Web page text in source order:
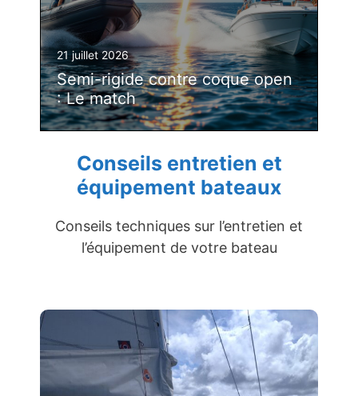
21 juillet 2026
Semi-rigide contre coque open
: Le match
Conseils entretien et
équipement bateaux
Conseils techniques sur l’entretien et
l’équipement de votre bateau